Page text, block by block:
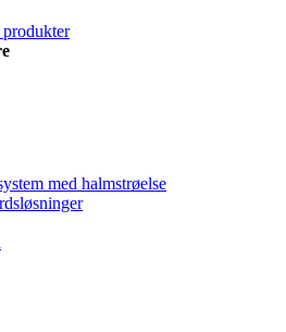
med halmstrøelse